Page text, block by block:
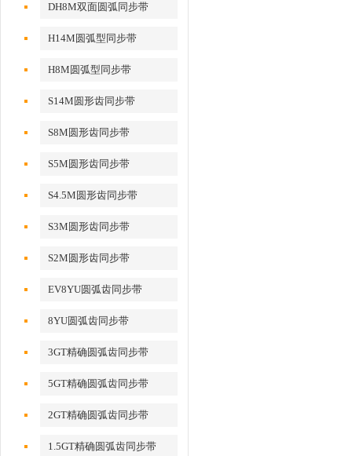
DH8M双面圆弧同步带
H14M圆弧型同步带
H8M圆弧型同步带
S14M圆形齿同步带
S8M圆形齿同步带
S5M圆形齿同步带
S4.5M圆形齿同步带
S3M圆形齿同步带
S2M圆形齿同步带
EV8YU圆弧齿同步带
8YU圆弧齿同步带
3GT精确圆弧齿同步带
5GT精确圆弧齿同步带
2GT精确圆弧齿同步带
1.5GT精确圆弧齿同步带